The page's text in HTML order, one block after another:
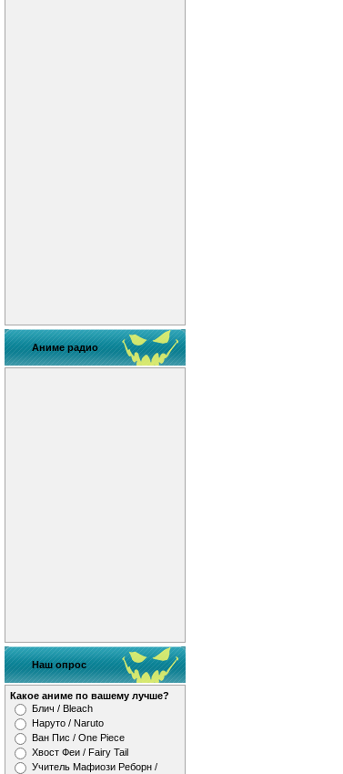
Аниме радио
Наш опрос
Какое аниме по вашему лучше?
Блич / Bleach
Наруто / Naruto
Ван Пис / One Piece
Хвост Феи / Fairy Tail
Учитель Мафиози Реборн /